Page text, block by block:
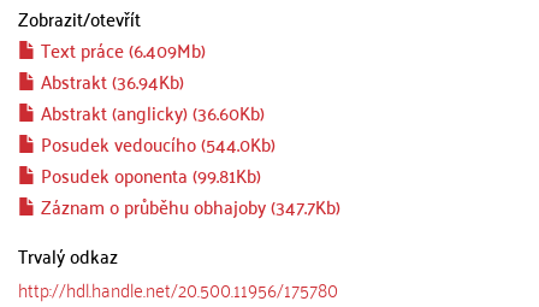
Zobrazit/otevřít
Text práce (6.409Mb)
Abstrakt (36.94Kb)
Abstrakt (anglicky) (36.60Kb)
Posudek vedoucího (544.0Kb)
Posudek oponenta (99.81Kb)
Záznam o průběhu obhajoby (347.7Kb)
Trvalý odkaz
http://hdl.handle.net/20.500.11956/175780